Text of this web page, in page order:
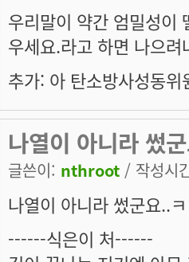
우리말이 약간 엄밀성이
우세요.라고 하면 나으려
추가: 아 탄소방사성동
나열이 아니라 썼
글쓴이: nthroot / 작성시
나열이 아니라 썼군요..
------식은이 처------